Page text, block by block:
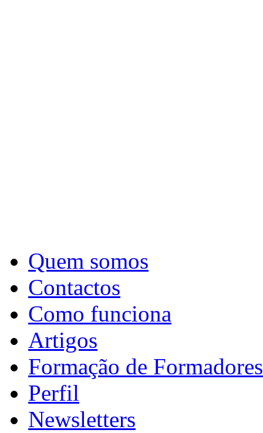
Quem somos
Contactos
Como funciona
Artigos
Formação de Formadores
Perfil
Newsletters